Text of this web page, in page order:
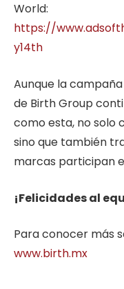
World:
https://
y14th
Aunque la
de Birth Group
como esta, no solo
sino que también
marcas participan
¡Felicidades al
Para conocer más
www.birth.mx